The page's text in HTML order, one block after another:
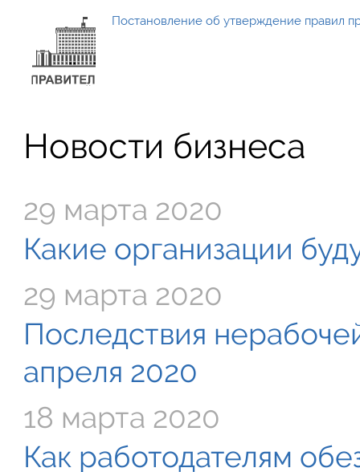
Постановление об утверждение правил
Новости бизнеса
29 марта 2020
Какие организации
29 марта 2020
Последствия
апреля 2020
18 марта 2020
Как работодателям